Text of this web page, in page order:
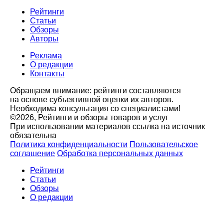
Рейтинги
Статьи
Обзоры
Авторы
Реклама
О редакции
Контакты
Обращаем внимание: рейтинги составляются
на основе субъективной оценки их авторов.
Необходима консультация со специалистами!
©2026, Рейтинги и обзоры товаров и услуг
При использовании материалов ссылка на источник
обязательна
Политика конфиденциальности Пользовательское
соглашение Обработка персональных данных
Рейтинги
Статьи
Обзоры
О редакции